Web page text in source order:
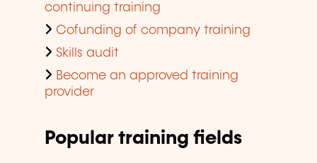
continuing training
Cofunding of company training
Skills audit
Become an approved training
provider
Popular training fields